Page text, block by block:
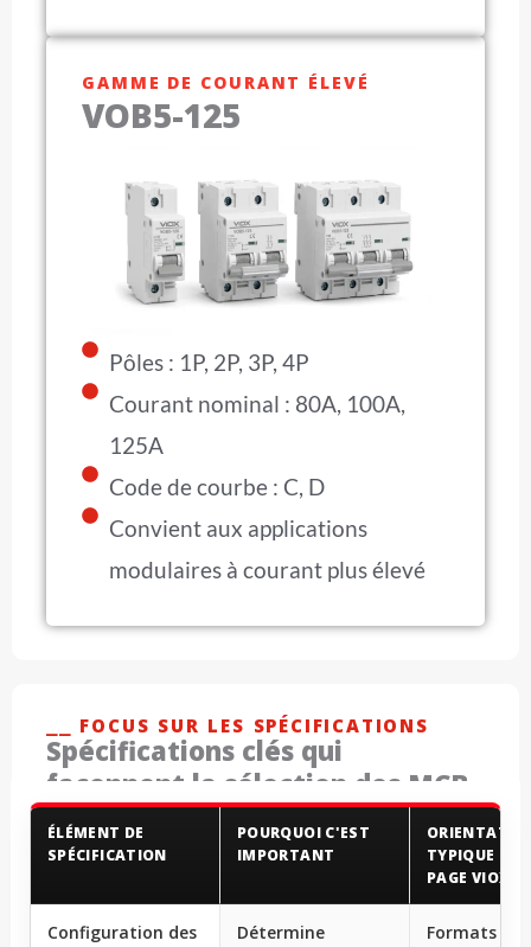
GAMME DE COURANT ÉLEVÉ
VOB5-125
Pôles : 1P, 2P, 3P, 4P
Courant nominal : 80A, 100A,
125A
Code de courbe : C, D
Convient aux applications
modulaires à courant plus élevé
⎯⎯ FOCUS SUR LES SPÉCIFICATIONS
Spécifications clés qui
façonnent la sélection des MCB
ÉLÉMENT DE
SPÉCIFICATION
POURQUOI C'EST
IMPORTANT
TYPIQUE DE
PAGE VIOX
Configuration des
Détermine
Formats